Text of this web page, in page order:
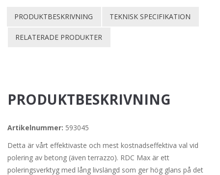
2
850 kr. 425 kr.
PRODUKTBESKRIVNING TEKNISK SPECIFIKATION
RELATERADE PRODUKTER
PRODUKTBESKRIVNING
Artikelnummer: 593045
Detta är vårt effektivaste och mest kostnadseffektiva val vid
polering av betong (även terrazzo). RDC Max är ett
poleringsverktyg med lång livslängd som ger hög glans på det